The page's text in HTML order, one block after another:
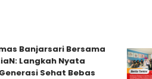
Bersama
Nyata
Sehat Bebas